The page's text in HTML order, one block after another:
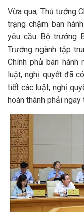
Vừa qua, Thủ tướng
trạng chậm ban
yêu cầu Bộ trưởng
Trưởng ngành tập
Chính phủ ban
luật, nghị quyết đã
tiết các luật, nghị
hoàn thành phải